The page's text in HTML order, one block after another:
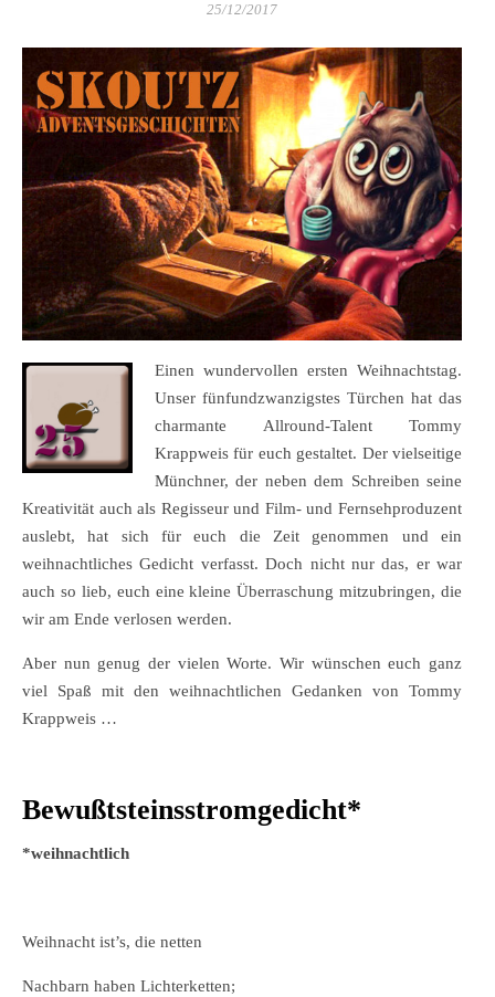
25/12/2017
Einen wundervollen ersten Weihnachtstag.
Unser fünfundzwanzigstes Türchen hat das
charmante Allround-Talent Tommy
Krappweis für euch gestaltet. Der vielseitige
Münchner, der neben dem Schreiben seine
Kreativität auch als Regisseur und Film- und Fernsehproduzent
auslebt, hat sich für euch die Zeit genommen und ein
weihnachtliches Gedicht verfasst. Doch nicht nur das, er war
auch so lieb, euch eine kleine Überraschung mitzubringen, die
wir am Ende verlosen werden.
Aber nun genug der vielen Worte. Wir wünschen euch ganz
viel Spaß mit den weihnachtlichen Gedanken von Tommy
Krappweis …
Bewußtsteinsstromgedicht*
*weihnachtlich
Weihnacht ist’s, die netten
Nachbarn haben Lichterketten;